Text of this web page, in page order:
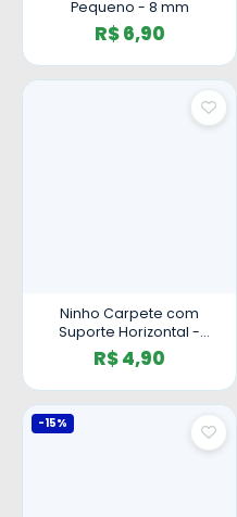
Pequeno - 8 mm
R$ 6,90
Ninho Carpete com
Suporte Horizontal -
Grande
R$ 4,90
-15%